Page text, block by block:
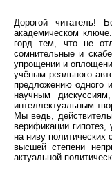
Дорогой читатель!
академическом
горд тем, что не
сомнительные и
упрощении и
учёным реального
предложению одного
научным
интеллектуальным
Мы ведь,
верификации
на ниву
высшей степени
актуальной